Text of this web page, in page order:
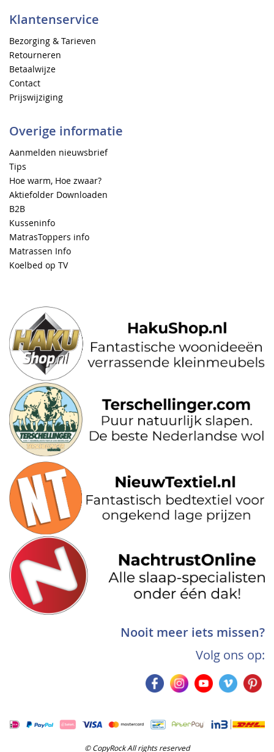
Klantenservice
Bezorging & Tarieven
Retourneren
Betaalwijze
Contact
Prijswijziging
Overige informatie
Aanmelden nieuwsbrief
Tips
Hoe warm, Hoe zwaar?
Aktiefolder Downloaden
B2B
Kusseninfo
MatrasToppers info
Matrassen Info
Koelbed op TV
Nooit meer iets missen?
Volg ons op:
© CopyRock All rights reserved